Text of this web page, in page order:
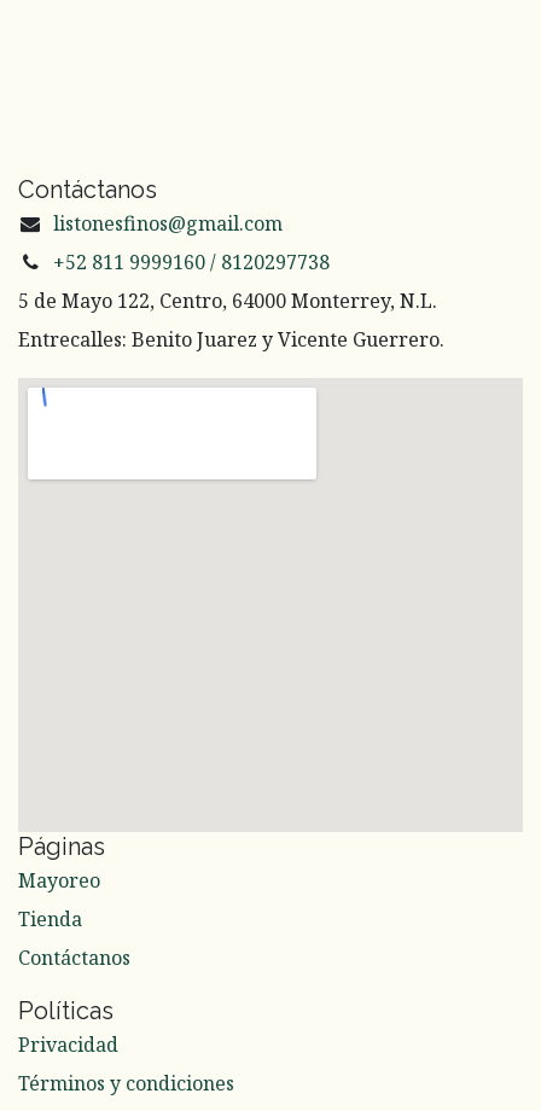
Contáctanos
listonesfinos@gmail.com
+52 811 9999160 / 8120297738
5 de Mayo 122, Centro, 64000 Monterrey, N.L.
Entrecalles: Benito Juarez y Vicente Guerrero.
Páginas
Mayoreo
Tienda
Contáctanos
Políticas
Privacidad
Términos y condiciones